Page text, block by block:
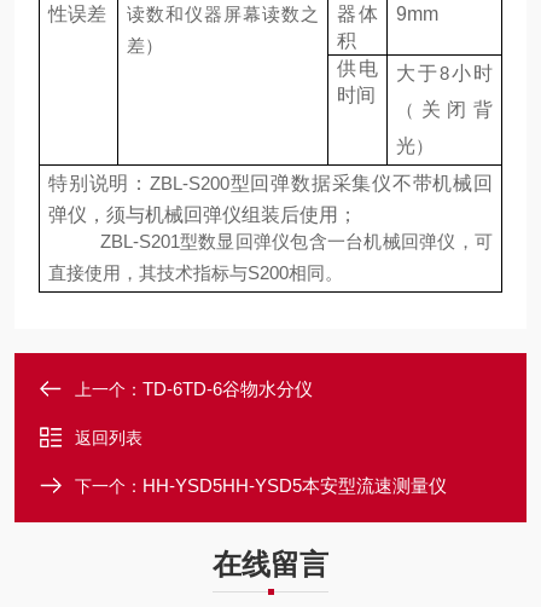
性误差
读数和仪器屏幕读数之
差）
器体
积
9mm
供电
时间
大于8小时
（ 关闭背
光）
特别说明： ZBL-S200型回弹数据采集仪不带机械回
弹仪，须与机械回弹仪组装后使用；
ZBL-S201型数显回弹仪包含一台机械回弹仪，可
直接使用，其技术指标与S200相同。
上一个： TD-6TD-6谷物水分仪
返回列表
下一个： HH-YSD5HH-YSD5本安型流速测量仪
在线留言